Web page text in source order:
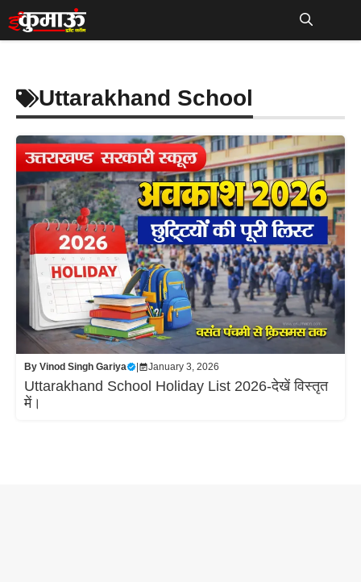
Skip
to
Uttarakhand School
By Vinod Singh Gariya January 3, 2026
Uttarakhand School Holiday List 2026-देखें विस्तृत
में।